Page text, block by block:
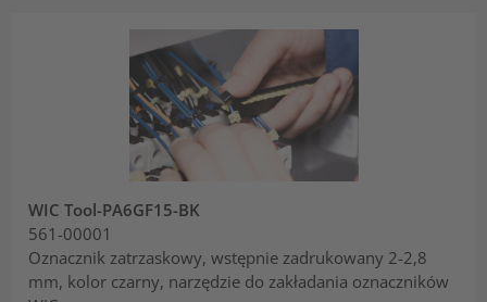
WIC Tool-PA6GF15-BK
561-00001
Oznacznik zatrzaskowy, wstępnie zadrukowany 2-2,8
mm, kolor czarny, narzędzie do zakładania oznaczników